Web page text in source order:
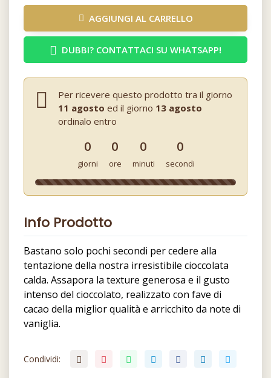
AGGIUNGI AL CARRELLO
DUBBI? CONTATTACI SU WHATSAPP!
Per ricevere questo prodotto tra il giorno
11 agosto ed il giorno 13 agosto
ordinalo entro
0
giorni
0
ore
0
minuti
0
secondi
Info Prodotto
Bastano solo pochi secondi per cedere alla
tentazione della nostra irresistibile cioccolata
calda. Assapora la texture generosa e il gusto
intenso del cioccolato, realizzato con fave di
cacao della miglior qualità e arricchito da note di
vaniglia.
Condividi: